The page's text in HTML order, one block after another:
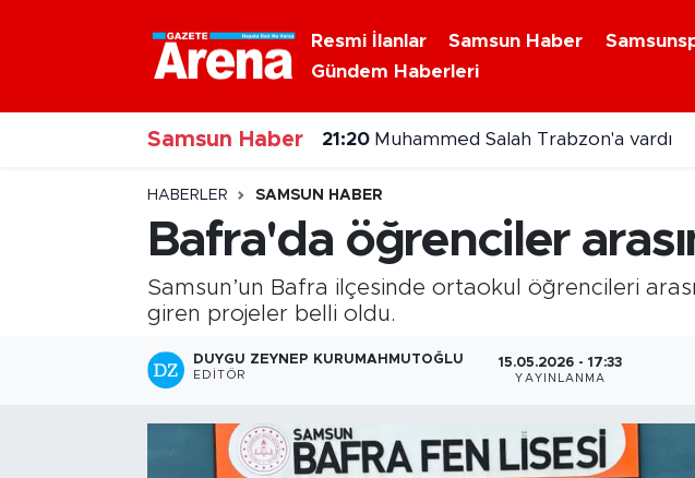
Resmi İlanlar Samsun Haber
Gündem Haberleri
Samsun Haber 20:43 Şehit Yakınları ve Gazilere Yönelik
HABERLER SAMSUN HABER
Bafra'da öğrenciler
Samsun’un Bafra ilçesinde ortaokul öğrencileri
giren projeler belli oldu.
DUYGU ZEYNEP KURUMAHMUTOĞLU
EDITÖR
15.05.2026 - 17:33
YAYINLANMA
Nöbetçi Eczaneler
Hava Durumu
Samsun Namaz Vakitleri
Trafik Durumu
Süper Lig Puan Durumu ve Fikstür
Tüm Manşetler